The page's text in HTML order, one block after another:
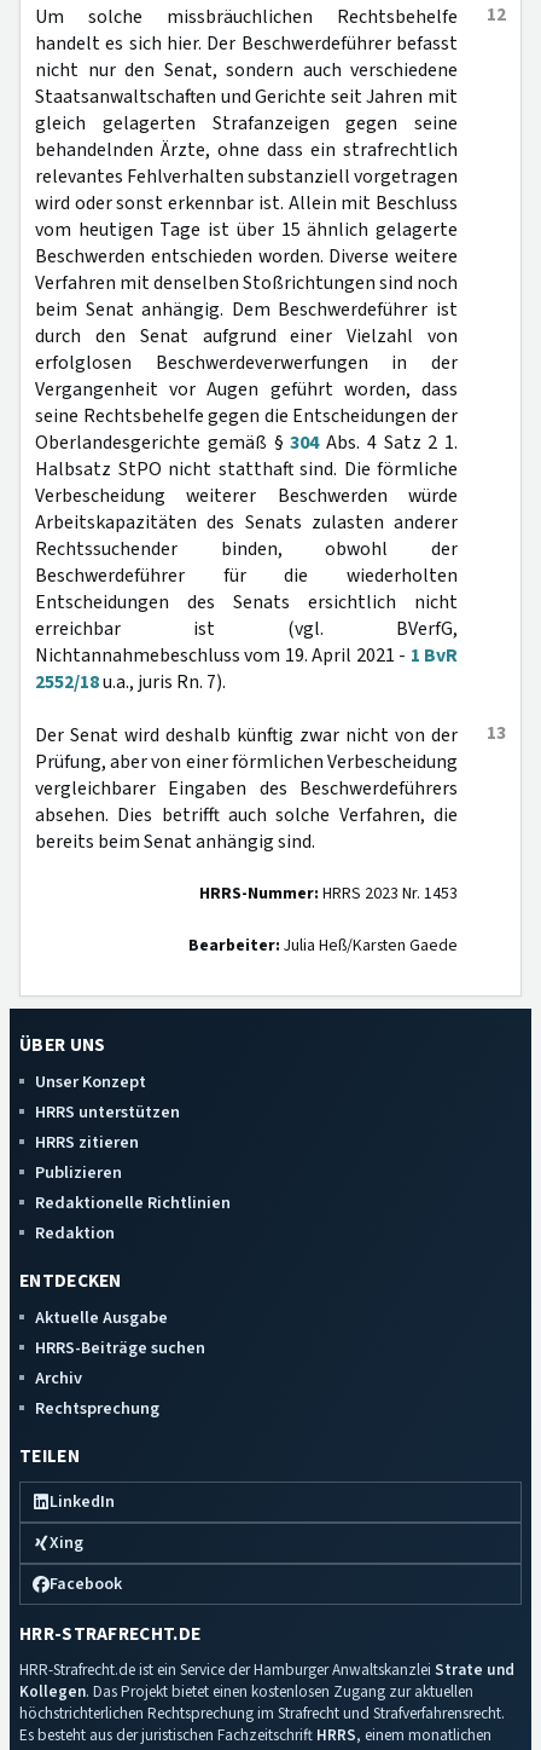
12
Um solche missbräuchlichen Rechtsbehelfe
handelt es sich hier. Der Beschwerdeführer befasst
nicht nur den Senat, sondern auch verschiedene
Staatsanwaltschaften und Gerichte seit Jahren mit
gleich gelagerten Strafanzeigen gegen seine
behandelnden Ärzte, ohne dass ein strafrechtlich
relevantes Fehlverhalten substanziell vorgetragen
wird oder sonst erkennbar ist. Allein mit Beschluss
vom heutigen Tage ist über 15 ähnlich gelagerte
Beschwerden entschieden worden. Diverse weitere
Verfahren mit denselben Stoßrichtungen sind noch
beim Senat anhängig. Dem Beschwerdeführer ist
durch den Senat aufgrund einer Vielzahl von
erfolglosen Beschwerdeverwerfungen in der
Vergangenheit vor Augen geführt worden, dass
seine Rechtsbehelfe gegen die Entscheidungen der
Oberlandesgerichte gemäß §304Abs. 4 Satz 2 1.
Halbsatz StPO nicht statthaft sind. Die förmliche
Verbescheidung weiterer Beschwerden würde
Arbeitskapazitäten des Senats zulasten anderer
Rechtssuchender binden, obwohl der
Beschwerdeführer für die wiederholten
Entscheidungen des Senats ersichtlich nicht
erreichbar ist (vgl. BVerfG,
Nichtannahmebeschluss vom 19. April 2021 - 1 BvR
2552/18u.a., juris Rn. 7).
13
Der Senat wird deshalb künftig zwar nicht von der
Prüfung, aber von einer förmlichen Verbescheidung
vergleichbarer Eingaben des Beschwerdeführers
absehen. Dies betrifft auch solche Verfahren, die
bereits beim Senat anhängig sind.
HRRS-Nummer: HRRS 2023 Nr. 1453
Bearbeiter: Julia Heß/Karsten Gaede
ÜBER UNS
Unser Konzept
HRRS unterstützen
HRRS zitieren
Publizieren
Redaktionelle Richtlinien
Redaktion
ENTDECKEN
Aktuelle Ausgabe
HRRS-Beiträge suchen
Archiv
Rechtsprechung
TEILEN
LinkedIn
Xing
Facebook
HRR-STRAFRECHT.DE
HRR-Strafrecht.de ist ein Service der Hamburger Anwaltskanzlei Strate und
Kollegen. Das Projekt bietet einen kostenlosen Zugang zur aktuellen
höchstrichterlichen Rechtsprechung im Strafrecht und Strafverfahrensrecht.
Es besteht aus der juristischen Fachzeitschrift HRRS, einem monatlichen